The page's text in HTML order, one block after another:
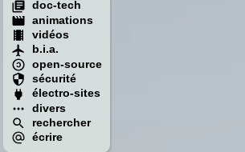
doc-tech
animations
vidéos
b.i.a.
open-source
sécurité
électro-sites
divers
rechercher
écrire